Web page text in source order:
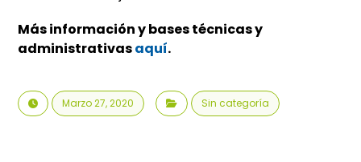
Más información y bases técnicas y
administrativasaquí.
Marzo 27, 2020 Sin categoría